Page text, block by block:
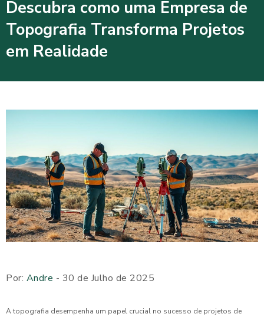
Descubra como uma Empresa de
Topografia Transforma Projetos
em Realidade
Por: Andre - 30 de Julho de 2025
A topografia desempenha um papel crucial no sucesso de projetos de